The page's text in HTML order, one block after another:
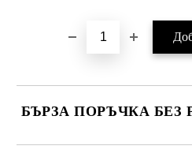
БЪРЗА ПОРЪЧКА БЕЗ